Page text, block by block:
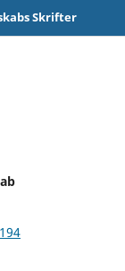
Skrifter